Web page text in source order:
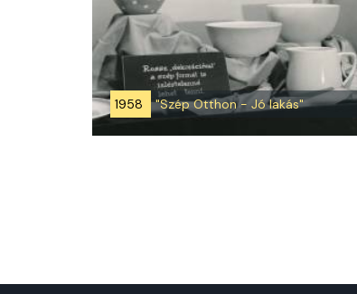
1958 "Szép Otthon - Jó lakás"